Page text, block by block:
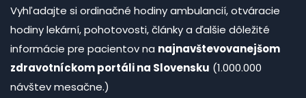
Vyhľadajte si ordinačné hodiny ambulancií, otváracie
hodiny lekární, pohotovosti, články a ďalšie dôležité
informácie pre pacientov na najnavštevovanejšom
zdravotníckom portáli na Slovensku (1.000.000
návštev mesačne.)